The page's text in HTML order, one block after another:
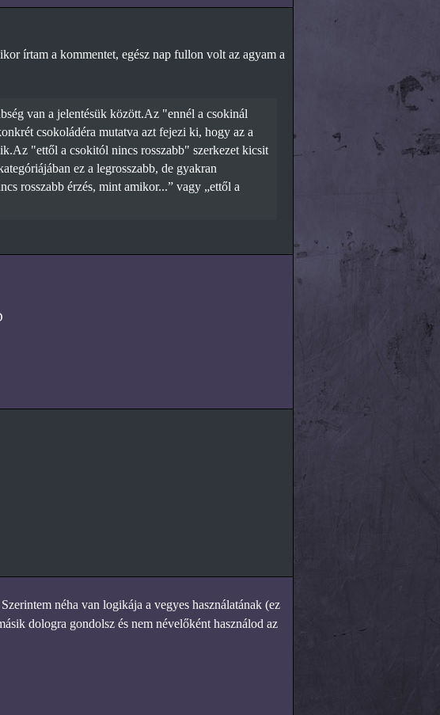
írtam a kommentet, egész nap fullon volt az agyam a
van a jelentésük között.Az "ennél a csokinál
csokoládéra mutatva azt fejezi ki, hogy az a
"ettől a csokitól nincs rosszabb" szerkezet kicsit
ez a legrosszabb, de gyakran
rosszabb érzés, mint amikor...” vagy „ettől a
néha van logikája a vegyes használatának (ez
dologra gondolsz és nem névelőként használod az